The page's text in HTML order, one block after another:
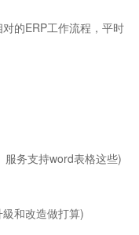
的ERP工作流程，平时
服务支持word表格这些)
和改造做打算)